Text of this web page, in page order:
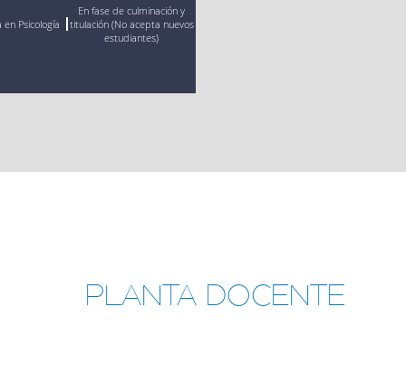
en Psicología
En fase de culminación y
titulación (No acepta nuevos
estudiantes)
PLANTA DOCENTE
virtual
de los